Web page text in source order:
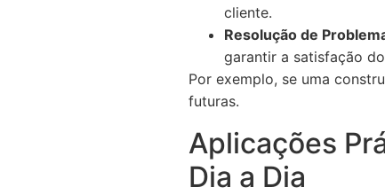
cliente.
Resolução de
garantir a satisfação
Por exemplo, se uma
futuras.
Aplicações
Dia a Dia